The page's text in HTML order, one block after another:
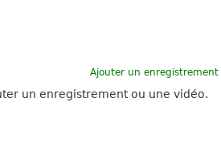
Ajouter un enregistrement
un enregistrement ou une vidéo.